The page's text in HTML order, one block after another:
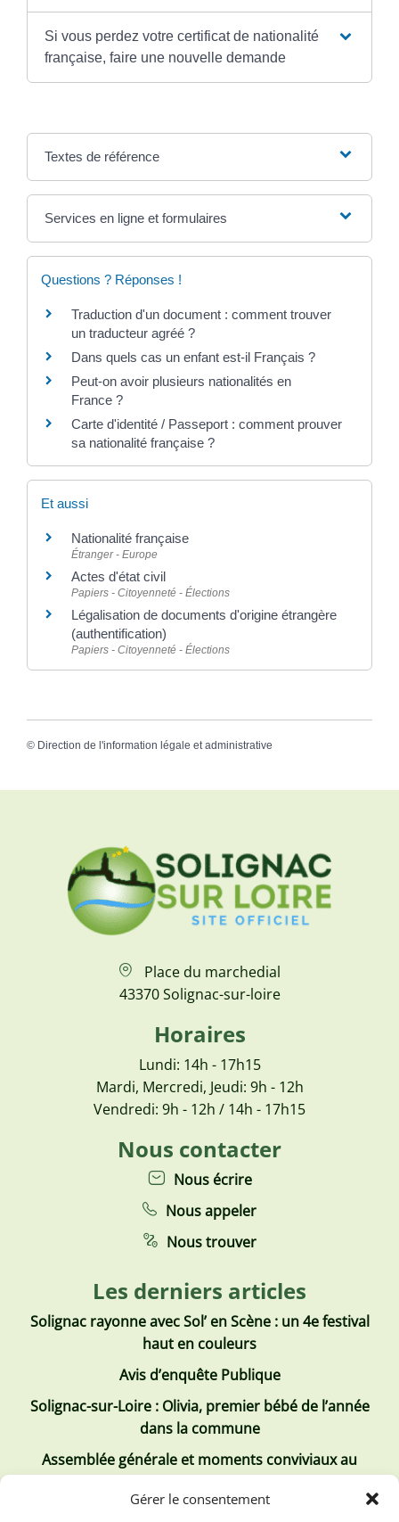
Gérer le consentement
Si vous perdez votre certificat de nationalité
française, faire une nouvelle demande
Textes de référence
Services en ligne et formulaires
Questions ? Réponses !
Traduction d'un document : comment trouver
un traducteur agréé ?
Dans quels cas un enfant est-il Français ?
Peut-on avoir plusieurs nationalités en
France ?
Carte d'identité / Passeport : comment prouver
sa nationalité française ?
Et aussi
Nationalité française
Étranger - Europe
Actes d'état civil
Papiers - Citoyenneté - Élections
Légalisation de documents d'origine étrangère
(authentification)
Papiers - Citoyenneté - Élections
© Direction de l'information légale et administrative
Place du marchedial
43370 Solignac-sur-loire
Horaires
Lundi: 14h - 17h15
Mardi, Mercredi, Jeudi: 9h - 12h
Vendredi: 9h - 12h / 14h - 17h15
Nous contacter
Nous écrire
Nous appeler
Nous trouver
Les derniers articles
Solignac rayonne avec Sol’ en Scène : un 4e festival
haut en couleurs
Avis d’enquête Publique
Solignac-sur-Loire : Olivia, premier bébé de l’année
dans la commune
Assemblée générale et moments conviviaux au